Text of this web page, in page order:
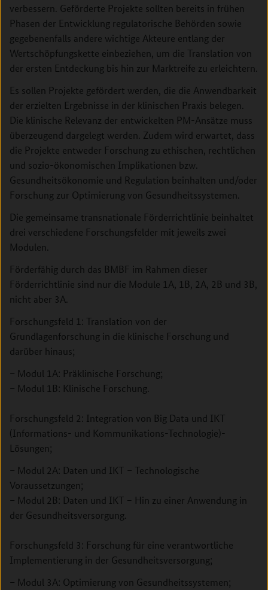
verbessern. Geförderte Projekte sollten bereits in frühen
Phasen der Entwicklung regulatorische Behörden sowie
gegebenenfalls andere wichtige Akteure entlang der
Wertschöpfungskette einbeziehen, um die Translation von
der ersten Entdeckung bis hin zur Marktreife zu erleichtern.
Es sollen Projekte gefördert werden, die die Anwendbarkeit
der erzielten Ergebnisse in der klinischen Praxis belegen.
Die klinische Relevanz der entwickelten PM-Ansätze muss
überzeugend dargelegt werden. Zudem wird erwartet, dass
die Projekte entweder Forschung zu ethischen, rechtlichen
und sozio-ökonomischen Implikationen bzw.
Gesundheitsökonomie und Regulation beinhalten und/oder
Forschung zur Optimierung von Gesundheitssystemen.
Die gemeinsame transnationale Förderrichtlinie beinhaltet
drei verschiedene Forschungsfelder mit jeweils zwei
Modulen.
Förderfähig durch das BMBF im Rahmen dieser
Förderrichtlinie sind nur die Module 1A, 1B, 2A, 2B und 3B,
nicht aber 3A.
Forschungsfeld 1: Translation von der
Grundlagenforschung in die klinische Forschung und
darüber hinaus;
– Modul 1A: Präklinische Forschung;
– Modul 1B: Klinische Forschung.
Forschungsfeld 2: Integration von Big Data und IKT
(Informations- und Kommunikations-Technologie)-
Lösungen;
– Modul 2A: Daten und IKT – Technologische
Voraussetzungen;
– Modul 2B: Daten und IKT − Hin zu einer Anwendung in
der Gesundheitsversorgung.
Forschungsfeld 3: Forschung für eine verantwortliche
Implementierung in der Gesundheitsversorgung;
– Modul 3A: Optimierung von Gesundheitssystemen;